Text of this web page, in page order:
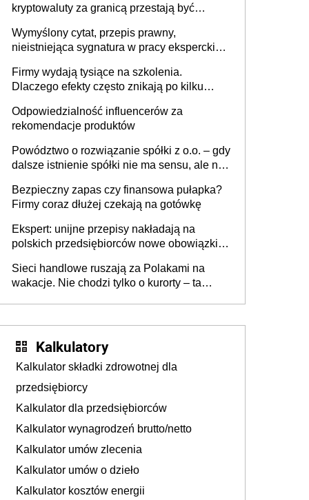
kryptowaluty za granicą przestają być
Wymyślony cytat, przepis prawny,
nieistniejąca sygnatura w pracy eksperckiej -
firmie
Firmy wydają tysiące na szkolenia.
Dlaczego efekty często znikają po kilku
Odpowiedzialność influencerów za
rekomendacje produktów
Powództwo o rozwiązanie spółki z o.o. – gdy
dalsze istnienie spółki nie ma sensu, ale nie
Bezpieczny zapas czy finansowa pułapka?
Firmy coraz dłużej czekają na gotówkę
Ekspert: unijne przepisy nakładają na
polskich przedsiębiorców nowe obowiązki w
Sieci handlowe ruszają za Polakami na
wakacje. Nie chodzi tylko o kurorty – ta
Kalkulatory
Kalkulator składki zdrowotnej dla
przedsiębiorcy
Kalkulator dla przedsiębiorców
Kalkulator wynagrodzeń brutto/netto
Kalkulator umów zlecenia
Kalkulator umów o dzieło
Kalkulator kosztów energii